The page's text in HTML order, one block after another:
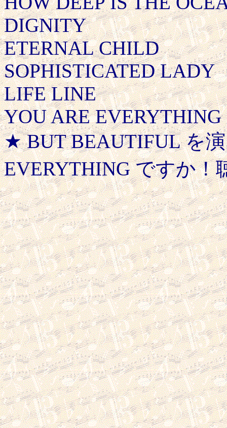
DIGNITY
ETERNAL CHILD
SOPHISTICATED LADY
LIFE LINE
YOU ARE EVERYTHING
★ BUT BEAUTIFUL を
EVERYTHING ですか！